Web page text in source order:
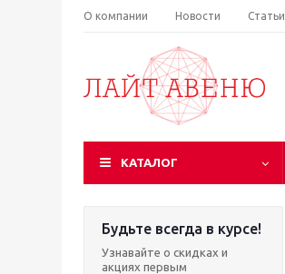
О компании Новости Статьи
КАТАЛОГ
Будьте всегда в курсе!
Узнавайте о скидках и
акциях первым